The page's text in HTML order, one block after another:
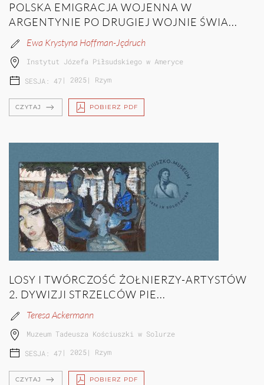
POLSKA EMIGRACJA WOJENNA W
ARGENTYNIE PO DRUGIEJ WOJNIE ŚWIA...
Ewa Krystyna Hoffman-Jędruch
Instytut Józefa Piłsudskiego w Ameryce
SESJA: 47 | 2025| Rzym
CZYTAJ POBIERZ PDF
LOSY I TWÓRCZOŚĆ ŻOŁNIERZY-ARTYSTÓW
2. DYWIZJI STRZELCÓW PIE...
Teresa Ackermann
Muzeum Tadeusza Kościuszki w Solurze
SESJA: 47 | 2025| Rzym
CZYTAJ POBIERZ PDF